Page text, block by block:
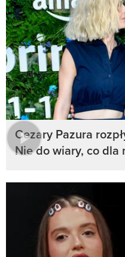
Cezary Pazura
Nie do wiary, co dla